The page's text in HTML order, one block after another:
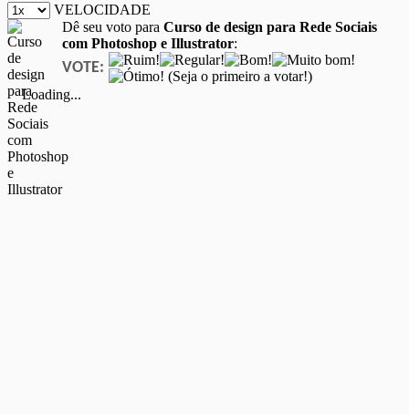
VELOCIDADE
Dê seu voto para Curso de design para Rede Sociais
com Photoshop e Illustrator:
VOTE:
(Seja o primeiro a votar!)
Loading...